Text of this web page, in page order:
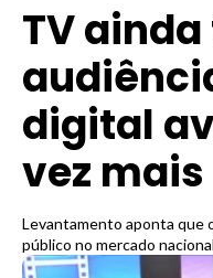
TV
digital
vez mais
Levantamento aponta que
público no mercado nacional